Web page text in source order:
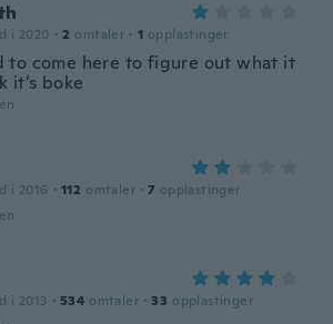
i 2020 · 2 omtaler · 1 opplastinger
to come here to figure out what it
it’s boke
i 2016 · 112 omtaler · 7 opplastinger
i 2013 · 534 omtaler · 33 opplastinger